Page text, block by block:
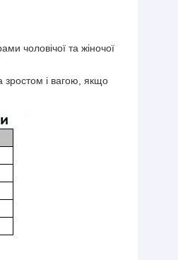
чоловічої та жіночої
зростом і вагою, якщо